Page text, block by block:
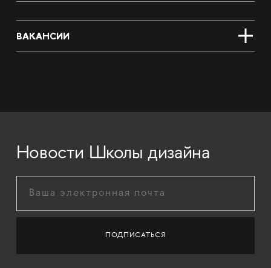
ВАКАНСИИ
Новости Школы дизайна